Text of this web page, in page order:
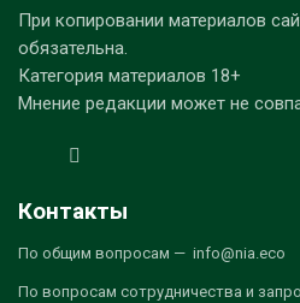
При копировании материалов
обязательна.
Категория материалов 18+
Мнение редакции может не
Контакты
По общим вопросам — info@nia.eco
По вопросам сотрудничества и